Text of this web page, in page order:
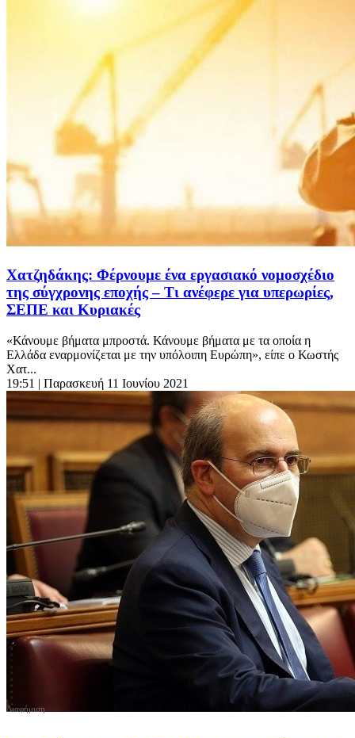
Χατζηδάκης: Φέρνουμε ένα εργασιακό νομοσχέδιο
της σύγχρονης εποχής – Τι ανέφερε για υπερωρίες,
ΣΕΠΕ και Κυριακές
«Κάνουμε βήματα μπροστά. Κάνουμε βήματα με τα οποία η
Ελλάδα εναρμονίζεται με την υπόλοιπη Ευρώπη», είπε ο Κωστής
Χατ...
19:51 | Παρασκευή 11 Ιουνίου 2021